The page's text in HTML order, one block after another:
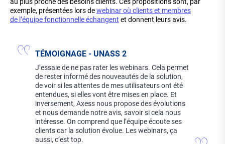
exemple, présentées lors dewebinar où clients et membres
de l’équipe fonctionnelle échangent et donnent leurs avis.
TÉMOIGNAGE - UNASS 2
J’essaie de ne pas rater les webinars. Cela permet
de rester informé des nouveautés de la solution,
de voir si les attentes de mes utilisateurs ont été
entendues, si elles vont être mises en place. Et
inversement, Axess nous propose des évolutions
et nous demande notre avis, savoir si cela nous
intéresse. On comprend que l’équipe écoute ses
clients car la solution évolue. Les webinars, ça
aussi, c’est top.